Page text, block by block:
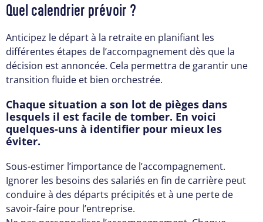
Quel calendrier prévoir ?
Anticipez le départ à la retraite en planifiant les
différentes étapes de l’accompagnement dès que la
décision est annoncée. Cela permettra de garantir une
transition fluide et bien orchestrée.
Chaque situation a son lot de pièges dans
lesquels il est facile de tomber. En voici
quelques-uns à identifier pour mieux les
éviter.
Sous-estimer l’importance de l’accompagnement.
Ignorer les besoins des salariés en fin de carrière peut
conduire à des départs précipités et à une perte de
savoir-faire pour l’entreprise.